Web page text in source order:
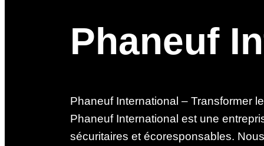
Phaneuf
Phaneuf International – Transformer
Phaneuf International est une
sécuritaires et écoresponsables.